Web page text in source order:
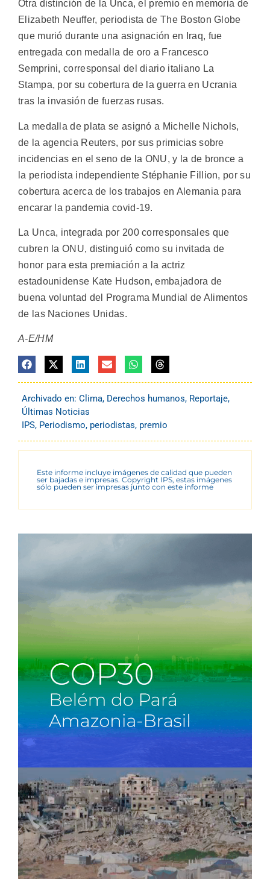
Otra distinción de la Unca, el premio en memoria de
Elizabeth Neuffer, periodista de The Boston Globe
que murió durante una asignación en Iraq, fue
entregada con medalla de oro a Francesco
Semprini, corresponsal del diario italiano La
Stampa, por su cobertura de la guerra en Ucrania
tras la invasión de fuerzas rusas.
La medalla de plata se asignó a Michelle Nichols,
de la agencia Reuters, por sus primicias sobre
incidencias en el seno de la ONU, y la de bronce a
la periodista independiente Stéphanie Fillion, por su
cobertura acerca de los trabajos en Alemania para
encarar la pandemia covid-19.
La Unca, integrada por 200 corresponsales que
cubren la ONU, distinguió como su invitada de
honor para esta premiación a la actriz
estadounidense Kate Hudson, embajadora de
buena voluntad del Programa Mundial de Alimentos
de las Naciones Unidas.
A-E/HM
Archivado en: Clima, Derechos humanos, Reportaje,
Últimas Noticias
IPS, Periodismo, periodistas, premio
Este informe incluye imágenes de calidad que pueden
ser bajadas e impresas. Copyright IPS, estas imágenes
sólo pueden ser impresas junto con este informe